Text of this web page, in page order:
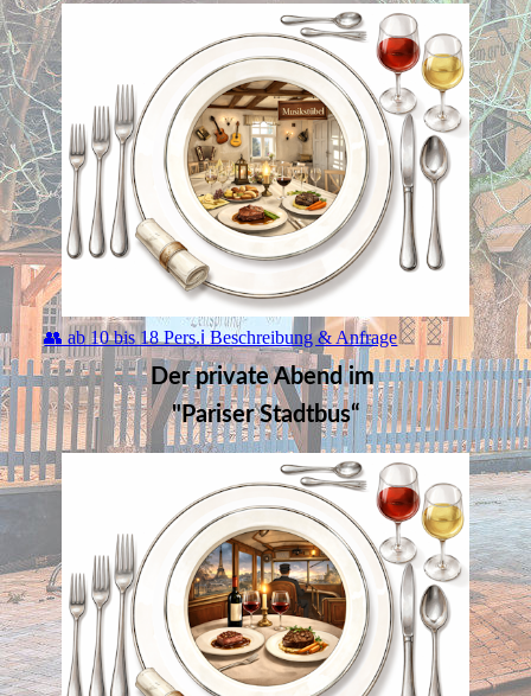
👥 ab 10 bis 18 Pers.ℹ️ Beschreibung & Anfrage
Der private Abend im
"Pariser Stadtbus“